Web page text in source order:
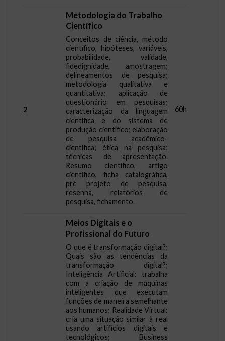
2
Metodologia do Trabalho
Científico
Conceitos de ciência, método
científico, hipóteses, variáveis,
probabilidade, validade,
fidedignidade, amostragem;
delineamentos de pesquisa;
metodologia qualitativa e
quantitativa; aplicação de
questionário em pesquisas;
caracterização da linguagem
científica e do sistema de
produção científico; elaboração
de pesquisa acadêmico-
científica; ética na pesquisa;
técnicas de apresentação.
Resumo científico, artigo
científico, ficha catalográfica,
pré projeto de pesquisa,
resenha, relatórios de
pesquisa, fichamento.
60h
Meios Digitais e o
Profissional do Futuro
O que é transformação digital?;
Quais são as tendências da
transformação digital?;
Inteligência Artificial: trabalha
com a criação de máquinas
inteligentes que executam
funções de maneira semelhante
aos humanos; Realidade Virtual:
cria uma situação similar à real
usando artifícios digitais e
tecnológicos; Business